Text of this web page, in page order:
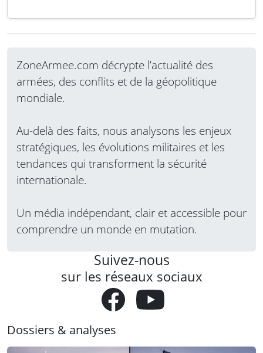
stratégique et à la surveillance maritime. Ce
opérationnel jusqu’à l’entrée en service d’une
nouvelle capacité de remplacement prévue
pour 2035. Le…Lire la suite
ZoneArmee.com décrypte l’actualité des
armées, des conflits et de la géopolitique
mondiale.
Au-delà des faits, nous analysons les enjeux
stratégiques, les évolutions militaires et les
tendances qui transforment la sécurité
internationale.
Un média indépendant, clair et accessible pour
comprendre un monde en mutation.
Suivez-nous
sur les réseaux sociaux
Dossiers & analyses